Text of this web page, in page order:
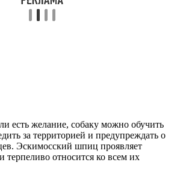
есть желание, собаку можно обучить
за территорией и предупреждать о
Эскимосский шпиц проявляет
терпеливо относится ко всем их